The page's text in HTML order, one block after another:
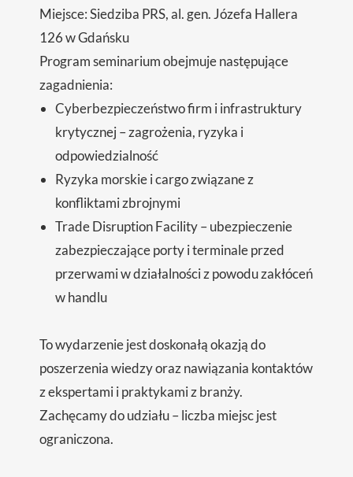
Miejsce: Siedziba PRS, al. gen. Józefa Hallera
126 w Gdańsku
Program seminarium obejmuje następujące
zagadnienia:
Cyberbezpieczeństwo firm i infrastruktury
krytycznej – zagrożenia, ryzyka i
odpowiedzialność
Ryzyka morskie i cargo związane z
konfliktami zbrojnymi
Trade Disruption Facility – ubezpieczenie
zabezpieczające porty i terminale przed
przerwami w działalności z powodu zakłóceń
w handlu
To wydarzenie jest doskonałą okazją do
poszerzenia wiedzy oraz nawiązania kontaktów
z ekspertami i praktykami z branży.
Zachęcamy do udziału – liczba miejsc jest
ograniczona.